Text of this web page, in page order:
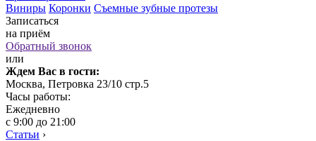
Виниры Коронки Съемные зубные протезы
Записаться
на приём
Обратный звонок
или
Ждем Вас в гости:
Москва, Петровка 23/10 стр.5
Часы работы:
Ежедневно
с 9:00 до 21:00
Статьи ›